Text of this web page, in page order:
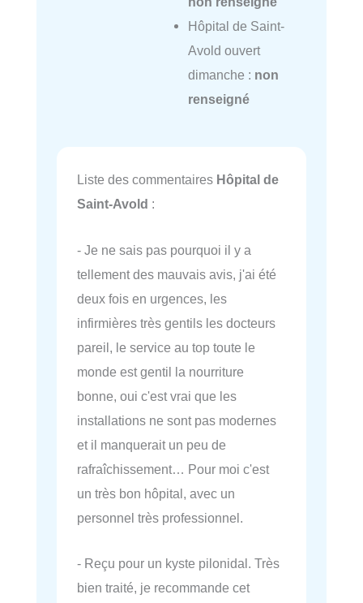
Hôpital de Saint-
Avold ouvert
dimanche : non
renseigné
Liste des commentaires Hôpital de
Saint-Avold :
- Je ne sais pas pourquoi il y a
tellement des mauvais avis, j'ai été
deux fois en urgences, les
infirmières très gentils les docteurs
pareil, le service au top toute le
monde est gentil la nourriture
bonne, oui c'est vrai que les
installations ne sont pas modernes
et il manquerait un peu de
rafraîchissement… Pour moi c'est
un très bon hôpital, avec un
personnel très professionnel.
- Reçu pour un kyste pilonidal. Très
bien traité, je recommande cet